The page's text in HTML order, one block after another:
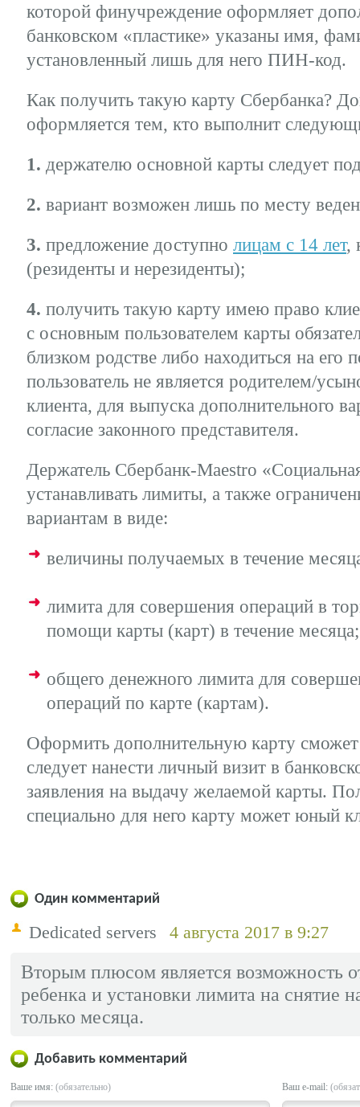
которой финучреждение оформляет
банковском «пластике» указаны имя,
установленный лишь для него ПИН-код.
Как получить такую карту Сбербанка?
оформляется тем, кто выполнит
1. держателю основной карты следует
2. вариант возможен лишь по месту
3. предложение доступно лицам с 14 лет,
(резиденты и нерезиденты);
4. получить такую карту имею право
с основным пользователем карты
близком родстве либо находиться на его
пользователь не является родителем/
клиента, для выпуска дополнительного
согласие законного представителя.
Держатель Сбербанк-Maestro
устанавливать лимиты, а также
вариантам в виде:
величины получаемых в течение
лимита для совершения операций в
помощи карты (карт) в течение месяца;
общего денежного лимита для
операций по карте (картам).
Оформить дополнительную карту сможет
следует нанести личный визит в
заявления на выдачу желаемой карты.
специально для него карту может юный
Один комментарий
Dedicated servers 4 августа 2017 в 9:27
Вторым плюсом является возможность
ребенка и установки лимита на снятие
только месяца.
Добавить комментарий
Ваше имя: (обязательно) Ваш e-mail: